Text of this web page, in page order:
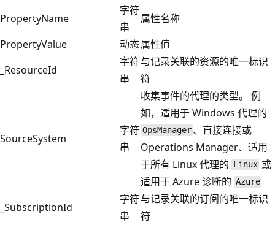
PropertyName
字符
串
属性名称
PropertyValue
动态属性值
_ResourceId
字符
串
与记录关联的资源的唯一标识
符
SourceSystem
字符
串
收集事件的代理的类型。 例
如，适用于 Windows 代理的
OpsManager 、直接连接或
Operations Manager、适用
于所有 Linux 代理的 Linux 或
适用于 Azure 诊断的 Azure
_SubscriptionId
字符
串
与记录关联的订阅的唯一标识
符